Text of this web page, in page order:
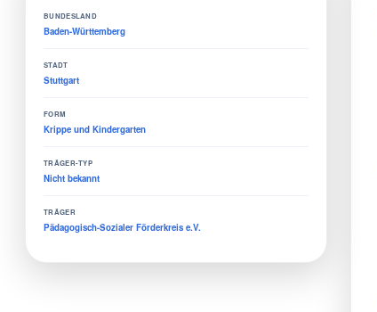
BUNDESLAND
Baden-Württemberg
STADT
Stuttgart
FORM
Krippe und Kindergarten
TRÄGER-TYP
Nicht bekannt
TRÄGER
Pädagogisch-Sozialer Förderkreis e.V.